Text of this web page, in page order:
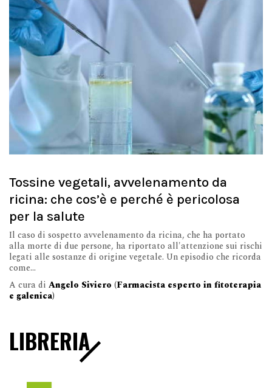
Tossine vegetali, avvelenamento da
ricina: che cos’è e perché è pericolosa
per la salute
Il caso di sospetto avvelenamento da ricina, che ha portato
alla morte di due persone, ha riportato all'attenzione sui rischi
legati alle sostanze di origine vegetale. Un episodio che ricorda
come...
A cura di Angelo Siviero (Farmacista esperto in fitoterapia
e galenica)
LIBRERIA